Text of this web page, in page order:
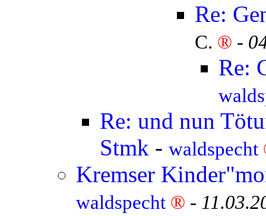
Re:
C. ® -
Re:
Re: und nun
Stmk - waldspecht
Kremser
waldspecht ® -